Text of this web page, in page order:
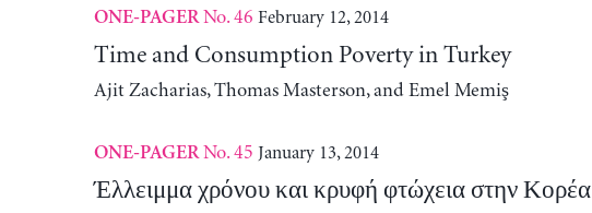
ONE-PAGERNo. 46 February 12, 2014
Time and Consumption Poverty in Turkey
Ajit Zacharias, Thomas Masterson, and Emel Memiş
ONE-PAGERNo. 45 January 13, 2014
Έλλειμμα χρόνου και κρυφή φτώχεια στην Κορέα